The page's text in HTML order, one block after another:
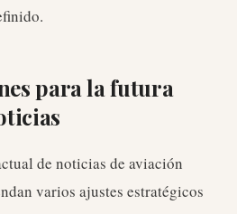
para la futura
de noticias de aviación
varios ajustes estratégicos